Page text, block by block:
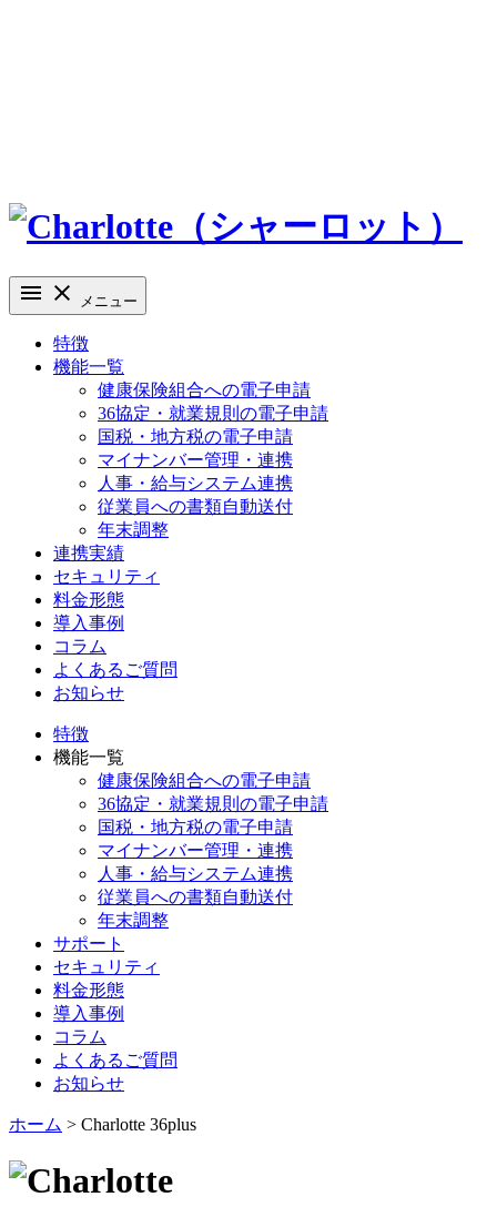
メニュー
特徴
機能一覧
健康保険組合への電子申請
36協定・就業規則の電子申請
国税・地方税の電子申請
マイナンバー管理・連携
人事・給与システム連携
従業員への書類自動送付
年末調整
連携実績
セキュリティ
料金形態
導入事例
コラム
よくあるご質問
お知らせ
特徴
機能一覧
健康保険組合への電子申請
36協定・就業規則の電子申請
国税・地方税の電子申請
マイナンバー管理・連携
人事・給与システム連携
従業員への書類自動送付
年末調整
サポート
セキュリティ
料金形態
導入事例
コラム
よくあるご質問
お知らせ
ホーム > Charlotte 36plus